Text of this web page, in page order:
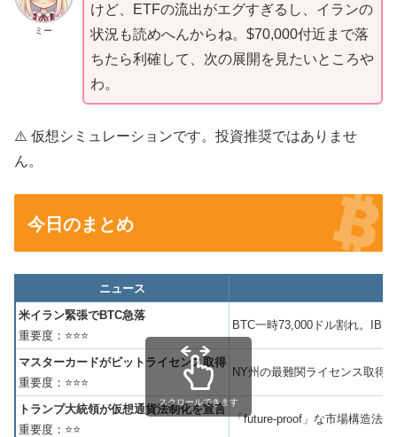
ミー
けど、ETFの流出がエグすぎるし、イランの
状況も読めへんからね。$70,000付近まで落
ちたら利確して、次の展開を見たいところや
わ。
⚠️ 仮想シミュレーションです。投資推奨ではありませ
ん。
今日のまとめ
ニュース
米イラン緊張でBTC急落
重要度：⭐⭐⭐
BTC一時73,000ドル割れ。
マスターカードがビットライセンス取得
重要度：⭐⭐⭐
NY州の最難関ライセンス取得
トランプ大統領が仮想通貨法制化を宣言
重要度：⭐⭐
「future-proof」な市場構造法
スクロールできます